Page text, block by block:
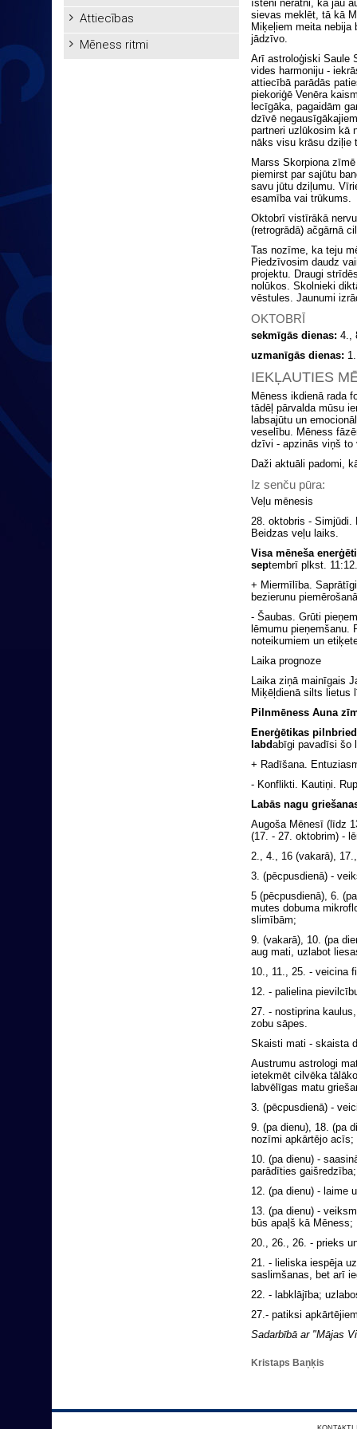
Attiecības
Mēness ritmi
īsteni nerātni, kā jau
sievas meklēt, tā kā
Miķeļiem meita
jādzīvo.
Arī astroloģiski Saule
vides harmoniju -
attiecībā parādās
piekoriģē Venēra
lecīgāka, pagaidām
dzīvē
partneri uzlūkosim kā
nāks visu krāsu dziļie
Marss Skorpiona
piemirst par sajūtu
savu jūtu dziļumu.
esamība vai trūkums.
Oktobrī vistīrākā
(retrogrādā) ačgārnā
Tas nozīme, ka teju
Piedzīvosim daudz
projektu. Draugi
nolūkos. Skolnieki
vēstules. Jaunumi
OKTOBRĪ
sekmīgās dienas: 4.,
uzmanīgās dienas:
IEKĻAUTIES
Mēness ikdienā rada
tādēļ pārvalda mūsu
labsajūtu un
veselību. Mēness
dzīvi - apzinās viņš to
Daži aktuāli padomi,
Iz senču pūra:
Veļu mēnesis
28. oktobris - Simjūdi.
Beidzas veļu laiks.
Visa mēneša
septembrī plkst. 11:12.
+ Miermīlība.
bezierunu
- Šaubas. Grūti
lēmumu pieņemšanu.
noteikumiem un
Laika prognoze
Laika ziņā mainīgais
Miķēļdienā silts
Pilnmēness Auna
Enerģētikas
labdabīgi pavadīsi šo
+ Radīšana.
- Konflikti. Kautiņi.
Labās nagu
Augoša Mēnesī (līdz
(17. - 27. oktobrim) -
2., 4., 16 (vakarā),
3. (pēcpusdienā) -
5 (pēcpusdienā), 6.
mutes dobuma
slimībām;
9. (vakarā), 10. (pa
aug mati, uzlabot
10., 11., 25. - veicina
12. - palielina
27. - nostiprina
zobu sāpes.
Skaisti mati - skaista
Austrumu astrologi
ietekmēt cilvēka
labvēlīgas matu
3. (pēcpusdienā) -
9. (pa dienu), 18. (pa
nozīmi apkārtējo acīs;
10. (pa dienu) -
parādīties gaišredzība;
12. (pa dienu) - laime
13. (pa dienu) -
būs apaļš kā Mēness;
20., 26., 26. - prieks
21. - lieliska iespēja
saslimšanas, bet arī
22. - labklājība;
27.- patiksi
Sadarbībā ar "Mājas
Kristaps Baņķis